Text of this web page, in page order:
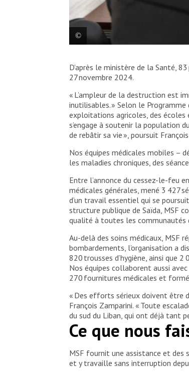
Srour/MSF
D’après le ministère de la Santé,
27 novembre 2024.
« L’ampleur de la destruction est
inutilisables. » Selon le
exploitations agricoles, des écoles
s’engage à soutenir la population
de rebâtir sa vie », poursuit
Nos équipes médicales mobiles –
les maladies chroniques, des
Entre l’annonce du cessez-le-feu
médicales générales, mené 3 427
d’un travail essentiel qui se
structure publique de Saïda, MSF
qualité à toutes les communautés
Au-delà des soins médicaux, MSF
bombardements, l’organisation a
820 trousses d’hygiène, ainsi que
Nos équipes collaborent aussi
270 fournitures médicales et
« Des efforts sérieux doivent être
François Zamparini. « Toute
du sud du Liban, qui ont déjà tant
Ce que nous
MSF fournit une assistance et des
et y travaille sans interruption